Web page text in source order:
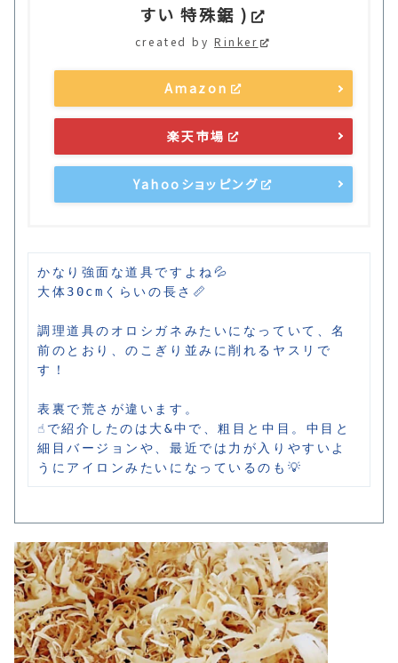
すい 特殊鋸 )
created byRinker
Amazon
楽天市場
Yahooショッピング
かなり強面な道具ですよね💦
大体30cmくらいの長さ📏
調理道具のオロシガネみたいになっていて、名
前のとおり、のこぎり並みに削れるヤスリで
す！
表裏で荒さが違います。
☝️で紹介したのは大&中で、粗目と中目。中目と
細目バージョンや、最近では力が入りやすいよ
うにアイロンみたいになっているのも💡